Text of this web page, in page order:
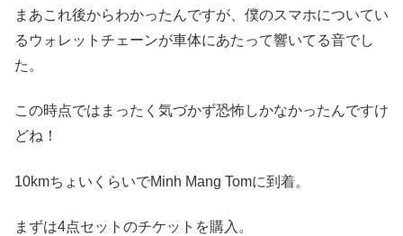
まあこれ後からわかったんですが、僕のスマホについてい
るウォレットチェーンが車体にあたって響いてる音でし
た。
この時点ではまったく気づかず恐怖しかなかったんですけ
どね！
10kmちょいくらいでMinh Mang Tomに到着。
まずは4点セットのチケットを購入。